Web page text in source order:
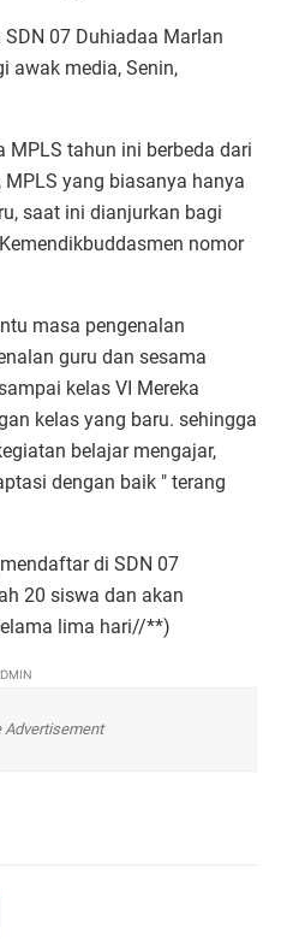
07 Duhiadaa Marlan
awak media, Senin,
MPLS tahun ini berbeda dari
yang biasanya hanya
saat ini dianjurkan bagi
nomor
masa pengenalan
guru dan sesama
kelas VI Mereka
kelas yang baru. sehingga
belajar mengajar,
dengan baik " terang
di SDN 07
20 siswa dan akan
lima hari//**)
Advertisement